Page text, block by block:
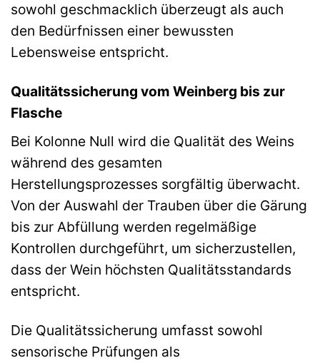
sowohl geschmacklich überzeugt als auch
den Bedürfnissen einer bewussten
Lebensweise entspricht.
Qualitätssicherung vom Weinberg bis zur
Flasche
Bei Kolonne Null wird die Qualität des Weins
während des gesamten
Herstellungsprozesses sorgfältig überwacht.
Von der Auswahl der Trauben über die Gärung
bis zur Abfüllung werden regelmäßige
Kontrollen durchgeführt, um sicherzustellen,
dass der Wein höchsten Qualitätsstandards
entspricht.
Die Qualitätssicherung umfasst sowohl
sensorische Prüfungen als